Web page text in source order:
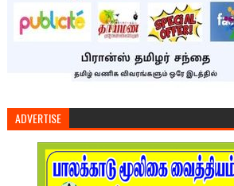
ADVERTISE